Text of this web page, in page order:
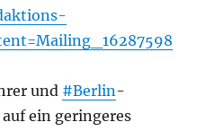
und #Berlin-
ein geringeres